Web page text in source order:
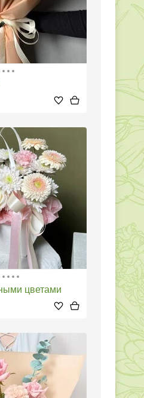
цветами